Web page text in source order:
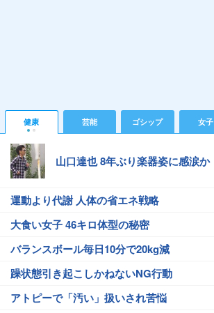
健康 芸能 ゴシップ 女子
山口達也 8年ぶり楽器姿に感涙か
運動より代謝 人体の省エネ戦略
大食い女子 46キロ体型の秘密
バランスボール毎日10分で20kg減
躁状態引き起こしかねないNG行動
アトピーで「汚い」扱いされ苦悩